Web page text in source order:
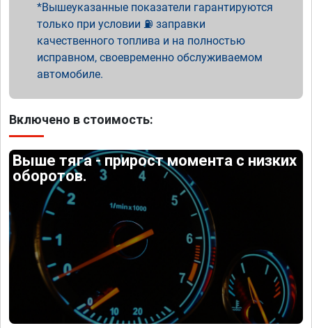
Вышеуказанные показатели гарантируются
только при условии ⛽ заправки
качественного топлива и на полностью
исправном, своевременно обслуживаемом
автомобиле.
Включено в стоимость:
Выше тяга - прирост момента с низких
оборотов.